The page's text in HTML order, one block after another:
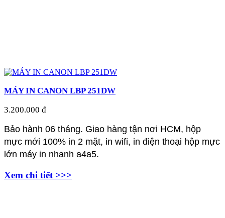
MÁY IN CANON LBP 251DW
3.200.000 đ
Bảo hành 06 tháng. Giao hàng tận nơi HCM, hộp
mực mới 100% in 2 mặt, in wifi, in điện thoại hộp mực
lớn máy in nhanh a4a5.
Xem chi tiết >>>